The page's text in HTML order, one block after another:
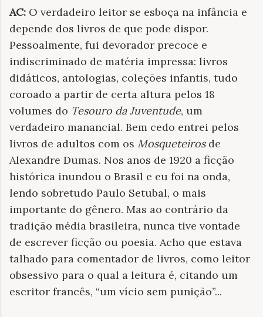
AC: O verdadeiro leitor se esboça na infância e
depende dos livros de que pode dispor.
Pessoalmente, fui devorador precoce e
indiscriminado de matéria impressa: livros
didáticos, antologias, coleções infantis, tudo
coroado a partir de certa altura pelos 18
volumes do Tesouro da Juventude, um
verdadeiro manancial. Bem cedo entrei pelos
livros de adultos com os Mosqueteirosde
Alexandre Dumas. Nos anos de 1920 a ficção
histórica inundou o Brasil e eu foi na onda,
lendo sobretudo Paulo Setubal, o mais
importante do gênero. Mas ao contrário da
tradição média brasileira, nunca tive vontade
de escrever ficção ou poesia. Acho que estava
talhado para comentador de livros, como leitor
obsessivo para o qual a leitura é, citando um
escritor francês, “um vício sem punição”...